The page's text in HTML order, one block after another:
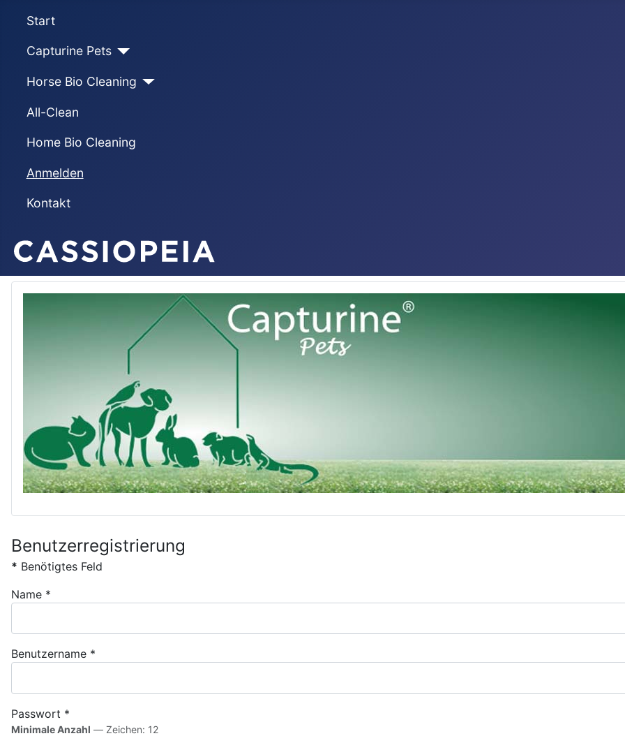
Start
Capturine Pets
Horse Bio Cleaning
All-Clean
Home Bio Cleaning
Anmelden
Kontakt
Benutzerregistrierung
* Benötigtes Feld
Name *
Benutzername *
Passwort *
Minimale Anzahl — Zeichen: 12